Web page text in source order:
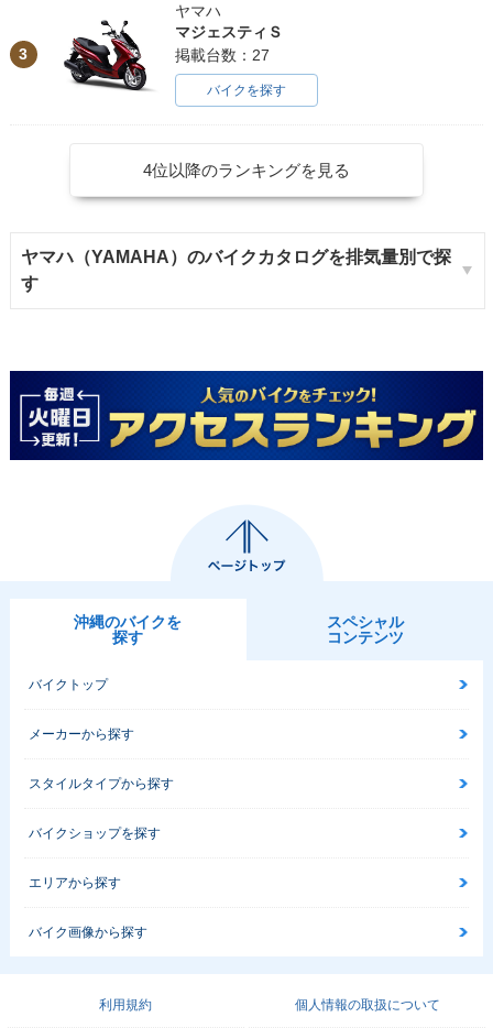
3
ヤマハ
マジェスティＳ
掲載台数：27
バイクを探す
4位以降のランキングを見る
ヤマハ（YAMAHA）のバイクカタログを排気量別で探
す
沖縄のバイクを
探す
スペシャル
コンテンツ
バイクトップ
メーカーから探す
スタイルタイプから探す
バイクショップを探す
エリアから探す
バイク画像から探す
利用規約 個人情報の取扱について